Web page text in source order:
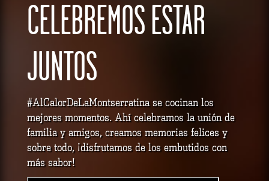
CELEBREMOS ESTAR
JUNTOS
#AlCalorDeLaMontserratina se cocinan los
mejores momentos. Ahí celebramos la unión de
familia y amigos, creamos memorias felices y
sobre todo, ¡disfrutamos de los embutidos con
más sabor!